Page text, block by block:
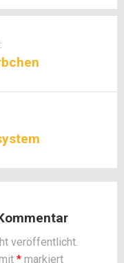
veröffentlicht.
*markiert